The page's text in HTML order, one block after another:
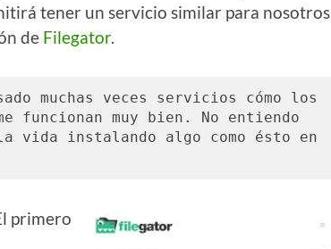
tener un servicio similar para nosotros
de Filegator.
muchas veces servicios cómo los
funcionan muy bien. No entiendo
vida instalando algo como ésto en
primero